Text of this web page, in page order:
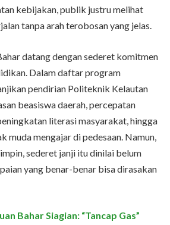
kebijakan, publik justru melihat
tanpa arah terobosan yang jelas.
datang dengan sederet komitmen
Dalam daftar program
pendirian Politeknik Kelautan
beasiswa daerah, percepatan
literasi masyarakat, hingga
muda mengajar di pedesaan. Namun,
sederet janji itu dinilai belum
yang benar-benar bisa dirasakan
Bahar Siagian: “Tancap Gas”